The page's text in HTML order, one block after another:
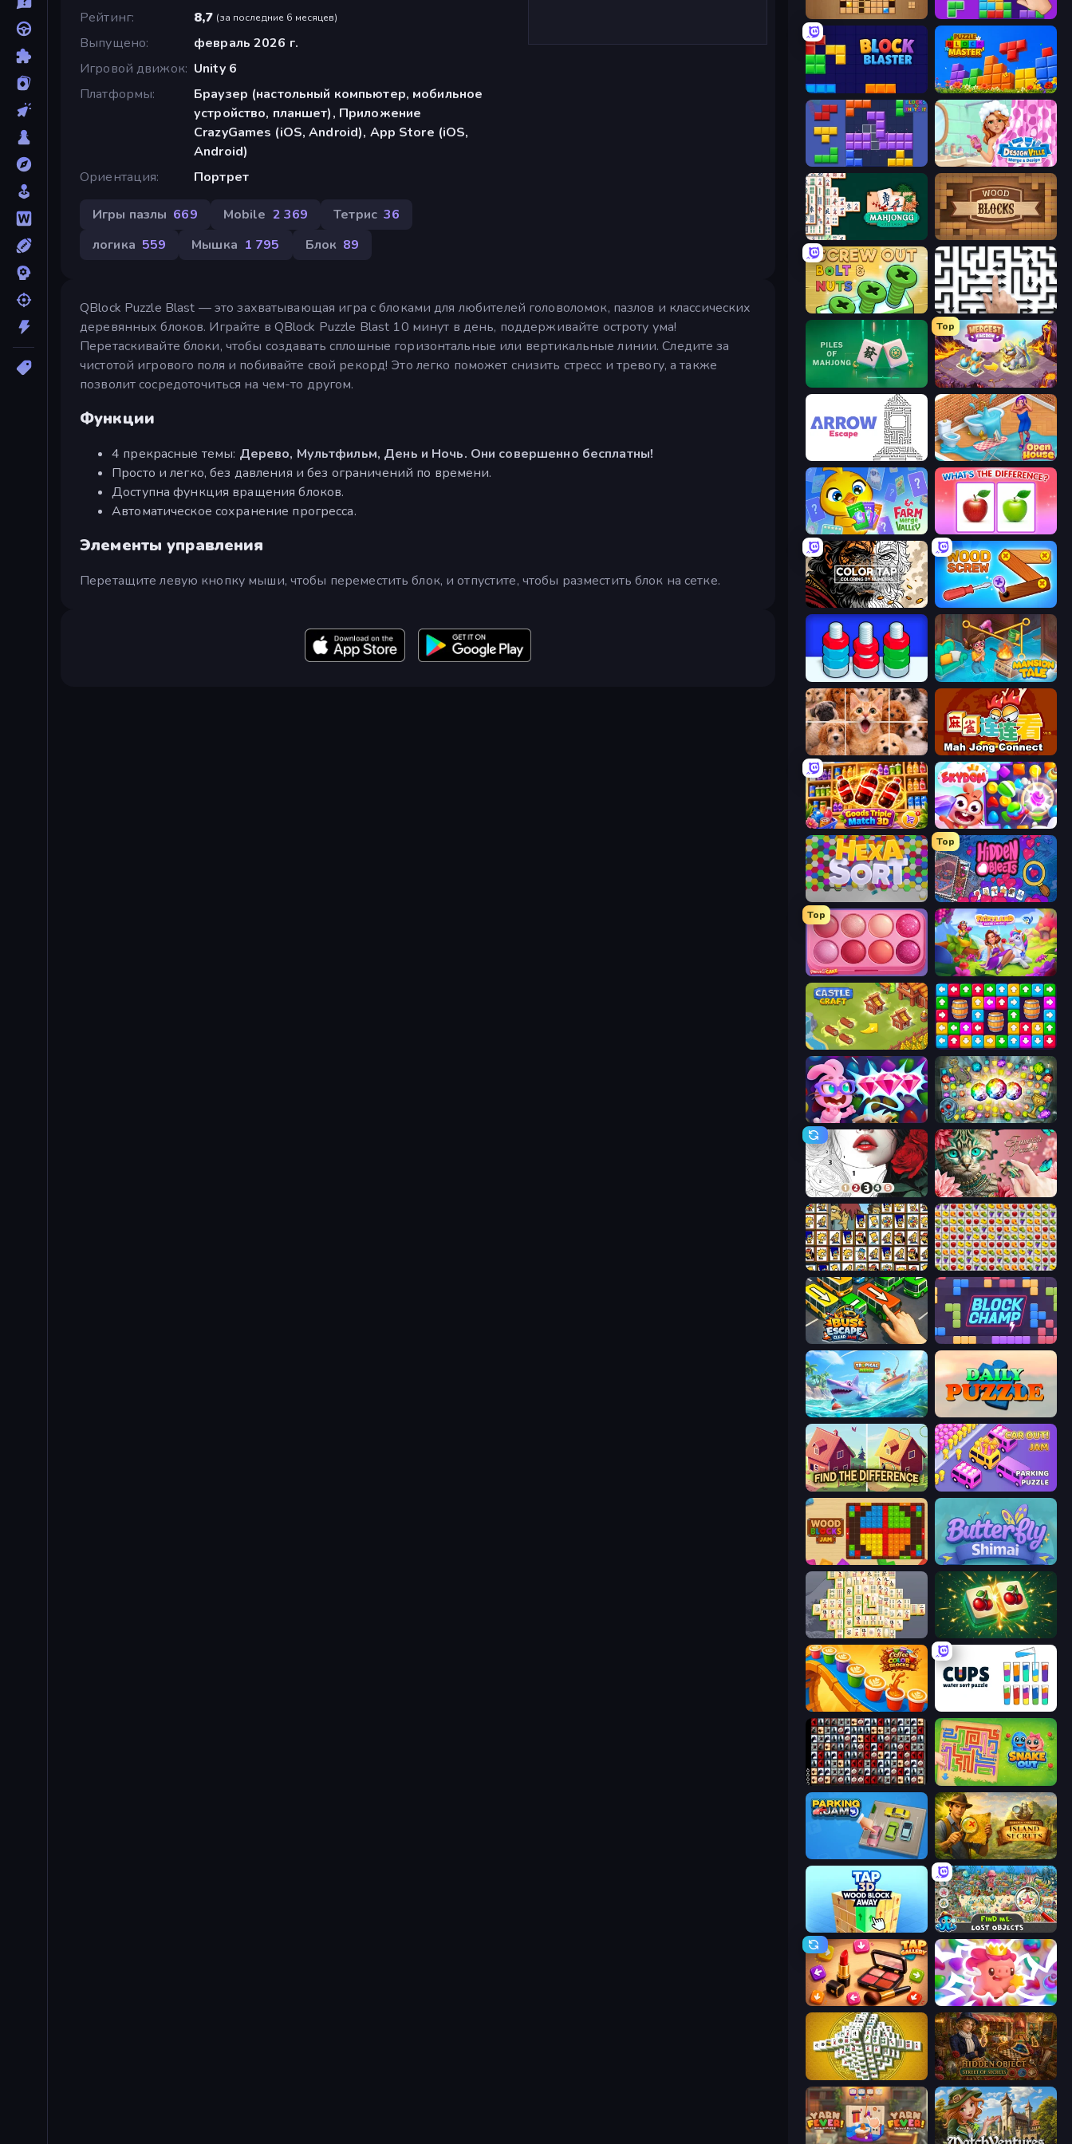
Рейтинг
8,7 (за последние 6 месяцев)
Выпущено
февраль 2026 г.
Игровой движок Unity 6
Платформы
Браузер (настольный компьютер, мобильное
устройство, планшет), Приложение
CrazyGames (iOS, Android), App Store (iOS,
Android)
Ориентация
Портрет
Игры пазлы 669 Mobile 2 369 Тетрис 36
логика 559 Мышка 1 795 Блок 89
QBlock Puzzle Blast — это захватывающая игра с блоками для любителей головоломок, пазлов и классических
деревянных блоков. Играйте в QBlock Puzzle Blast 10 минут в день, поддерживайте остроту ума!
Перетаскивайте блоки, чтобы создавать сплошные горизонтальные или вертикальные линии. Следите за
чистотой игрового поля и побивайте свой рекорд! Это легко поможет снизить стресс и тревогу, а также
позволит сосредоточиться на чем-то другом.
Функции
4 прекрасные темы: Дерево, Мультфильм, День и Ночь. Они совершенно бесплатны!
Просто и легко, без давления и без ограничений по времени.
Доступна функция вращения блоков.
Автоматическое сохранение прогресса.
Элементы управления
Перетащите левую кнопку мыши, чтобы переместить блок, и отпустите, чтобы разместить блок на сетке.
Wood Block Journey BlockBuster Puzzle
Block Blaster Puzzle Block Master
Blocks and that’s it Designville: Merge & Design
Mahjongg Solitaire Wood Blocks
Screw Out: Bolts and Nuts Arrow Escape: Puzzle
Piles of Mahjong
Top
Mergest Kingdom
Arrow Escape Open House
Farm Merge Valley What's The Difference?
Color Tap: Coloring by Numbers Wood Screw: Bolts Puzzle
Mansion Tale: Merge Secrets
Jigpic Solitaire Mahjong Connect (Legacy)
Goods Triple Match 3D Skydom
Top
Hidden Objects
Top
Piece of Cake: Merge and Bake Fairyland Merge & Magic
Castle Craft Tap Away Story
Skydom: Reforged Forgotten Treasure 2
Numicolor Favorite Puzzles
Tiles of the Simpsons Same Game Fruit Collapse
Bus Escape: Clear Jam Block Champ
Tropical Merge
Find The Difference Car OUT! Jam Parking Puzzle
Wood Blocks Jam Butterfly Shimai
Mahjong Online Mahjong Puzzle: Tile Match
Coffee Color Blocks Cups - Water Sort Puzzle
War Mahjong Snake Out: Maze Escape
Hidden Objects: Island Secrets
Find Me: Lost Objects
Tap Gallery Match Arena
Mahjong Tower Hidden Object: Street Of Secrets